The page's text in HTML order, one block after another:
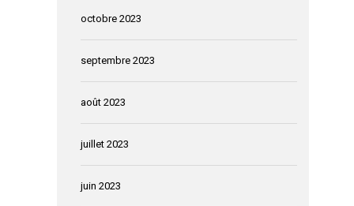
octobre 2023
septembre 2023
août 2023
juillet 2023
juin 2023